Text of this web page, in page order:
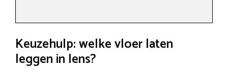
Keuzehulp: welke vloer laten
leggen in Iens?